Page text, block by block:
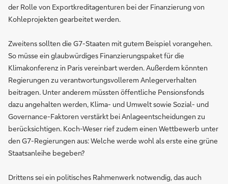
der Rolle von Exportkreditagenturen bei der Finanzierung von
Kohleprojekten gearbeitet werden.
Zweitens sollten die G7-Staaten mit gutem Beispiel vorangehen.
So müsse ein glaubwürdiges Finanzierungspaket für die
Klimakonferenz in Paris vereinbart werden. Außerdem könnten
Regierungen zu verantwortungsvollerem Anlegerverhalten
beitragen. Unter anderem müssten öffentliche Pensionsfonds
dazu angehalten werden, Klima- und Umwelt sowie Sozial- und
Governance-Faktoren verstärkt bei Anlageentscheidungen zu
berücksichtigen. Koch-Weser rief zudem einen Wettbewerb unter
den G7-Regierungen aus: Welche werde wohl als erste eine grüne
Staatsanleihe begeben?
Drittens sei ein politisches Rahmenwerk notwendig, das auch